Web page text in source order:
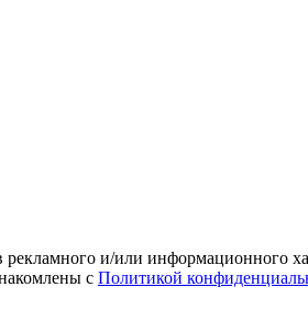
и/или информационного
с Политикой